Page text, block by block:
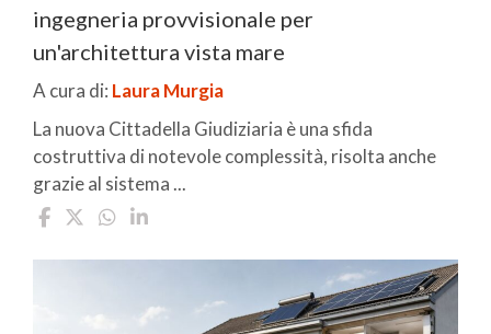
ingegneria provvisionale per
un'architettura vista mare
A cura di: Laura Murgia
La nuova Cittadella Giudiziaria è una sfida
costruttiva di notevole complessità, risolta anche
grazie al sistema ...